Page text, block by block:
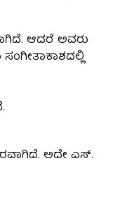
ಆದರೆ ಅವರು
ಅದೇ ಎಸ್.